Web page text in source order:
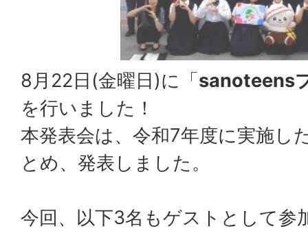
8月22日(金曜日)に「sanoteens
を行いました！
本発表会は、令和7年度に実施し
とめ、発表しました。
今回、以下3名もゲストとして参